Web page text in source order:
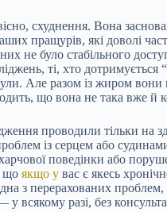
схуднення. Вона
пращурів, які доволі
не було стабільного
ті, хто дотримується
Але разом із жиром вони
що вона не така вже й
проводили тільки на
із серцем або
поведінки або
що якщо у вас є якесь
з перерахованих
всякому разі, без